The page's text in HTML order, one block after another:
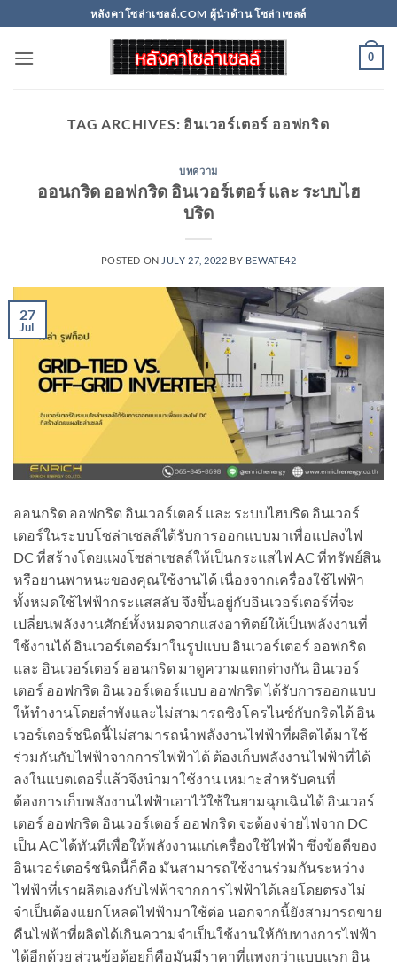
to
content
หลังคาโซล่าเซลล์.COM ผู้นำด้าน โซล่าเซลล์
0
TAG ARCHIVES: อินเวอร์เตอร์ ออฟกริด
บทความ
ออนกริด ออฟกริด อินเวอร์เตอร์ และ ระบบไฮ
บริด
POSTED ON JULY 27, 2022 BY BEWATE42
27
Jul
ออนกริด ออฟกริด อินเวอร์เตอร์ และ ระบบไฮบริด อินเวอร์
เตอร์ในระบบโซล่าเซลล์ได้รับการออกแบบมาเพื่อแปลงไฟ
DC ที่สร้างโดยแผงโซล่าเซลล์ให้เป็นกระแสไฟ AC ที่ทรัพย์สิน
หรือยานพาหนะของคุณใช้งานได้ เนื่องจากเครื่องใช้ไฟฟ้า
ทั้งหมดใช้ไฟฟ้ากระแสสลับ จึงขึ้นอยู่กับอินเวอร์เตอร์ที่จะ
เปลี่ยนพลังงานศักย์ทั้งหมดจากแสงอาทิตย์ให้เป็นพลังงานที่
ใช้งานได้ อินเวอร์เตอร์มาในรูปแบบ อินเวอร์เตอร์ ออฟกริด
และ อินเวอร์เตอร์ ออนกริด มาดูความแตกต่างกัน อินเวอร์
เตอร์ ออฟกริด อินเวอร์เตอร์แบบ ออฟกริด ได้รับการออกแบบ
ให้ทำงานโดยลำพังและไม่สามารถซิงโครไนซ์กับกริดได้ อิน
เวอร์เตอร์ชนิดนี้ไม่สามารถนำพลังงานไฟฟ้าที่ผลิตได้มาใช้
ร่วมกันกับไฟฟ้าจากการไฟฟ้าได้ ต้องเก็บพลังงานไฟฟ้าที่ได้
ลงในแบตเตอรี่แล้วจึงนำมาใช้งาน เหมาะสำหรับคนที่
ต้องการเก็บพลังงานไฟฟ้าเอาไว้ใช้ในยามฉุกเฉินได้ อินเวอร์
เตอร์ ออฟกริด อินเวอร์เตอร์ ออฟกริด จะต้องจ่ายไฟจาก DC
เป็น AC ได้ทันทีเพื่อให้พลังงานแก่เครื่องใช้ไฟฟ้า ซึ่งข้อดีของ
อินเวอร์เตอร์ชนิดนี้ก็คือ มันสามารถใช้งานร่วมกันระหว่าง
ไฟฟ้าที่เราผลิตเองกับไฟฟ้าจากการไฟฟ้าได้เลยโดยตรง ไม่
จำเป็นต้องแยกโหลดไฟฟ้ามาใช้ต่อ นอกจากนี้ยังสามารถขาย
คืนไฟฟ้าที่ผลิตได้เกินความจำเป็นใช้งานให้กับทางการไฟฟ้า
ได้อีกด้วย ส่วนข้อด้อยก็คือมันมีราคาที่แพงกว่าแบบแรก อิน